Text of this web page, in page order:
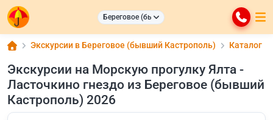
Береговое (бывший Кастрополь)
Экскурсии в Береговое (бывший Кастрополь) Каталог
Экскурсии на Морскую прогулку Ялта -
Ласточкино гнездо из Береговое (бывший
Кастрополь) 2026